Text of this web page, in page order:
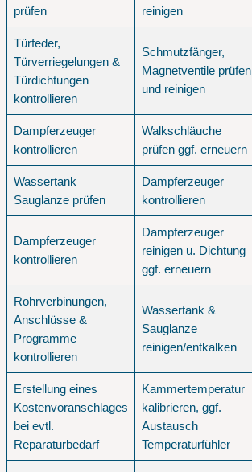
prüfen
reinigen
Türfeder,
Türverriegelungen &
Türdichtungen
kontrollieren
Schmutzfänger,
Magnetventile prüfen
und reinigen
Dampferzeuger
kontrollieren
Walkschläuche
prüfen ggf. erneuern
Wassertank
Sauglanze prüfen
Dampferzeuger
kontrollieren
Dampferzeuger
kontrollieren
Dampferzeuger
reinigen u. Dichtung
ggf. erneuern
Rohrverbinungen,
Anschlüsse &
Programme
kontrollieren
Wassertank &
Sauglanze
reinigen/entkalken
Erstellung eines
Kostenvoranschlages
bei evtl.
Reparaturbedarf
Kammertemperatur
kalibrieren, ggf.
Austausch
Temperaturfühler